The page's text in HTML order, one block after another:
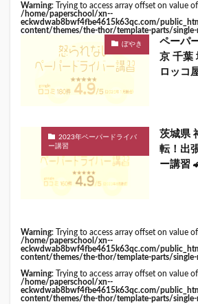
Warning: Trying to access array offset on value
/home/paperschool/xn--
eckwdwab8bwf4fbe4615k63qc.com/
content/themes/the-thor/template-parts/single-
ぼやき
ペーパ
京 千葉
ロッコ
2023年ペーパードライバ
ー講習
茨城県
転！出
ー講習
Warning: Trying to access array offset on value
/home/paperschool/xn--
eckwdwab8bwf4fbe4615k63qc.com/
content/themes/the-thor/template-parts/single-
Warning: Trying to access array offset on value
/home/paperschool/xn--
eckwdwab8bwf4fbe4615k63qc.com/
content/themes/the-thor/template-parts/single-